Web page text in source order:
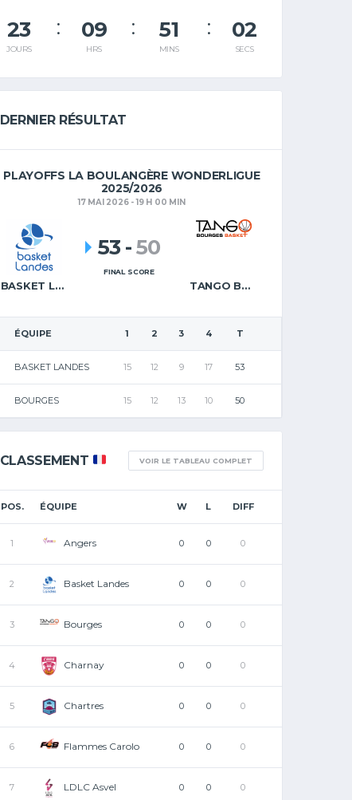
23
JOURS
09
HRS
51
MINS
01
SECS
DERNIER RÉSULTAT
PLAYOFFS LA BOULANGÈRE WONDERLIGUE
2025/2026
17 MAI 2026 - 19 H 00 MIN
BASKET LANDES TANGO BOURGES BASKET
53 -50
FINAL SCORE
ÉQUIPE 1 2 3 4 T
BASKET LANDES 15 12 9 17 53
BOURGES 15 12 13 10 50
CLASSEMENT VOIR LE TABLEAU COMPLET
POS. ÉQUIPE W L DIFF
1 Angers 0 0 0
2 Basket Landes 0 0 0
3 Bourges 0 0 0
4 Charnay 0 0 0
5 Chartres 0 0 0
6 Flammes Carolo 0 0 0
7 LDLC Asvel 0 0 0